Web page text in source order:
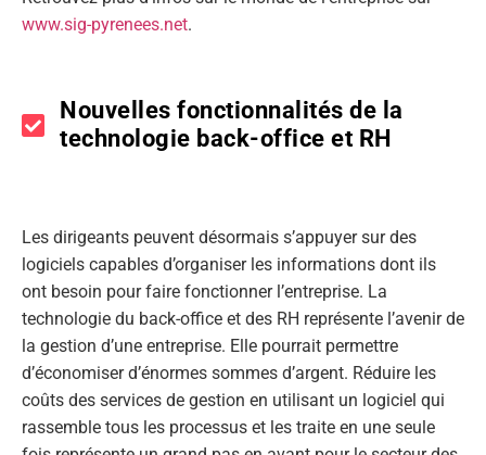
www.sig-pyrenees.net.
Nouvelles fonctionnalités de la
technologie back-office et RH
Les dirigeants peuvent désormais s’appuyer sur des
logiciels capables d’organiser les informations dont ils
ont besoin pour faire fonctionner l’entreprise. La
technologie du back-office et des RH représente l’avenir de
la gestion d’une entreprise. Elle pourrait permettre
d’économiser d’énormes sommes d’argent. Réduire les
coûts des services de gestion en utilisant un logiciel qui
rassemble tous les processus et les traite en une seule